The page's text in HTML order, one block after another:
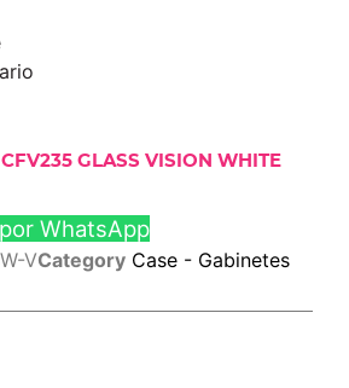
GLASS VISION WHITE
WhatsApp
VCategory Case - Gabinetes